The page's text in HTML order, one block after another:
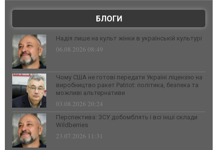
БЛОГИ
Надія лише на культ жінки в українській культурі
06.08.2026 08:49
Чому США не готові передати Україні ліцензію на
виробництво ракет Patriot: політика, безпека та
можливі альтернативи
03.08.2026 20:24
Перспектива: ЗСУ добомблять і всі інші склади
Wildberries
23.07.2026 11:31